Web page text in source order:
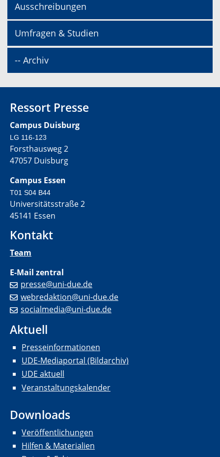
Ausschreibungen
Umfragen & Studien
-- Archiv
Ressort Presse
Campus Duisburg
LG 116-123
Forsthausweg 2
47057 Duisburg
Campus Essen
T01 S04 B44
Universitätsstraße 2
45141 Essen
Kontakt
Team
E-Mail zentral
presse@uni-due.de
webredaktion@uni-due.de
socialmedia@uni-due.de
Aktuell
Presseinformationen
UDE-Mediaportal (Bildarchiv)
UDE aktuell
Veranstaltungskalender
Downloads
Veröffentlichungen
Hilfen & Materialien